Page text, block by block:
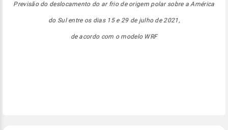
Previsão do deslocamento do ar frio de origem polar sobre a América
do Sul entre os dias 15 e 29 de julho de 2021,
de acordo com o modelo WRF